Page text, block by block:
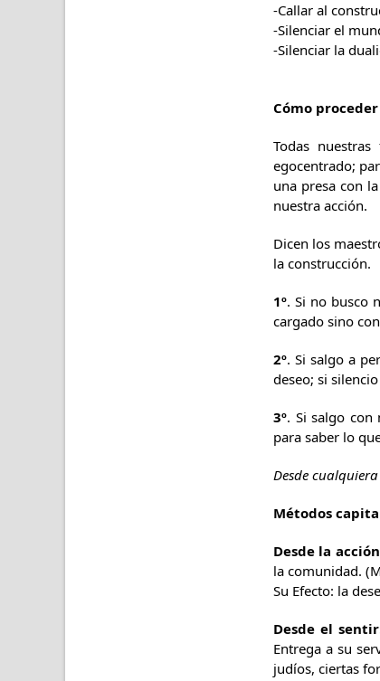
-Callar al
-Silenciar el
-Silenciar la
Cómo
Todas
egocentrado;
una presa con
nuestra acción.
Dicen los
la construcción.
1º. Si no busco
cargado sino
2º. Si salgo a
deseo; si
3º. Si salgo
para saber lo
Desde
Métodos
Desde la
la comunidad.
Su Efecto: la
Desde el
Entrega a su
judíos, ciertas